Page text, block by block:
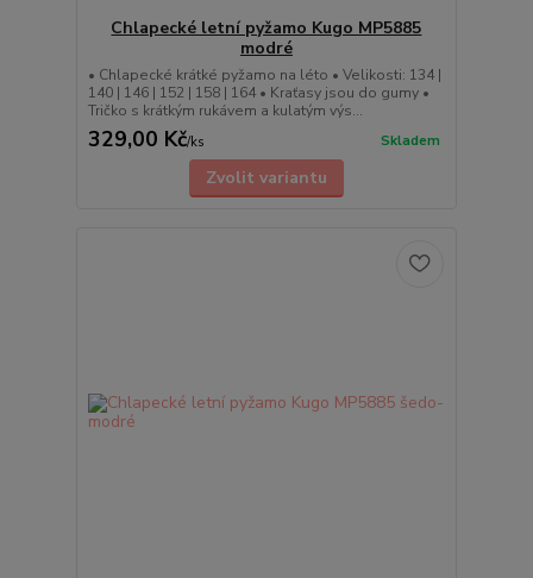
Chlapecké letní pyžamo Kugo MP5885
modré
• Chlapecké krátké pyžamo na léto • Velikosti: 134 |
140 | 146 | 152 | 158 | 164 • Kraťasy jsou do gumy •
Tričko s krátkým rukávem a kulatým výs...
329,00 Kč/ks Skladem
Zvolit variantu